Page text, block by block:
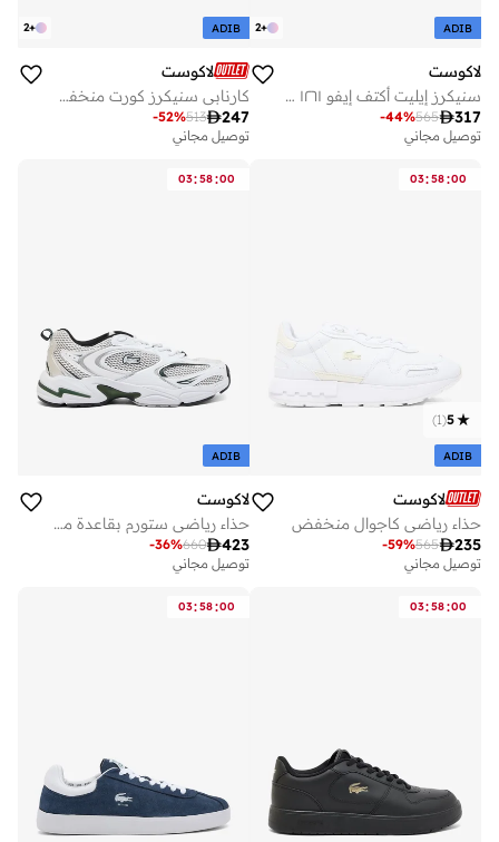
+
2 ADIB
لاكوست
سنيكرز إيليت أكتف إيفو ١٢٦١ منخفض
317
565
-44%
توصيل مجاني
+
2 ADIB
لاكوست
كارنابي سنيكرز كورت منخفضة
247
513
-52%
توصيل مجاني
03:58:00
5
(
1
)
ADIB
لاكوست
حذاء رياضي كاجوال منخفض
235
565
-59%
توصيل مجاني
03:58:00
ADIB
لاكوست
حذاء رياضي ستورم بقاعدة منخفض
423
660
-36%
توصيل مجاني
03:58:00
03:58:00